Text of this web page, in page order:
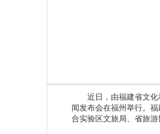
近日，由福建省文化
闻发布会在福州举行。
合实验区文旅局、省旅